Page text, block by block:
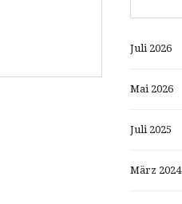
Juli 2026
Mai 2026
Juli 2025
März 2024